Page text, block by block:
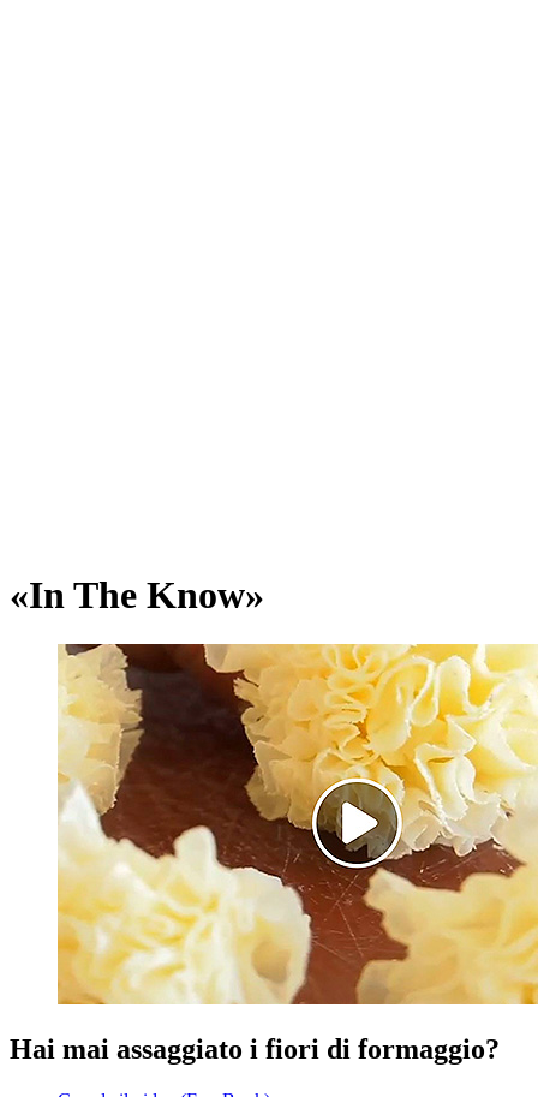
«In The Know»
Hai mai assaggiato i fiori di formaggio?